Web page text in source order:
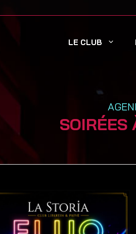
LE CLUB
SOIRÉES